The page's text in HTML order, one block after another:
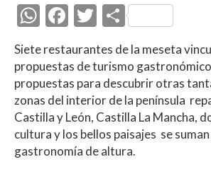
W
at
s
A
p
p
F
e
b
o
o
k
T
itt
er
C
o
m
p
ar
ti
r
Siete restaurantes de la meseta
propuestas de turismo gastronómico
propuestas para descubrir otras
zonas del interior de la península
Castilla y León, Castilla La Mancha,
cultura y los bellos paisajes se suman
gastronomía de altura.